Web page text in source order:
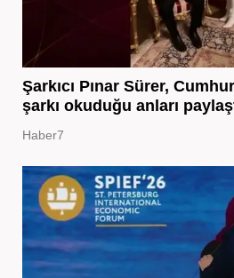
Şarkıcı Pınar Sürer,
şarkı okuduğu anları
Haber7